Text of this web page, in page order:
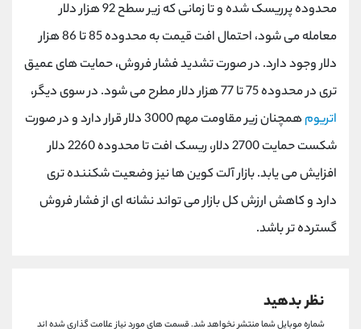
محدوده پرریسک شده و تا زمانی که زیر سطح 92 هزار دلار
معامله می شود، احتمال افت قیمت به محدوده 85 تا 86 هزار
دلار وجود دارد. در صورت تشدید فشار فروش، حمایت های عمیق
تری در محدوده 75 تا 77 هزار دلار مطرح می شود. در سوی دیگر،
اتریوم
همچنان زیر مقاومت مهم 3000 دلار قرار دارد و در صورت
شکست حمایت 2700 دلار، ریسک افت تا محدوده 2260 دلار
افزایش می یابد. بازار آلت کوین ها نیز وضعیت شکننده تری
دارد و کاهش ارزش کل بازار می تواند نشانه ای از فشار فروش
گسترده تر باشد.
نظر بدهید
شماره موبایل شما منتشر نخواهد شد.قسمت های مورد نیاز علامت گذاری شده اند